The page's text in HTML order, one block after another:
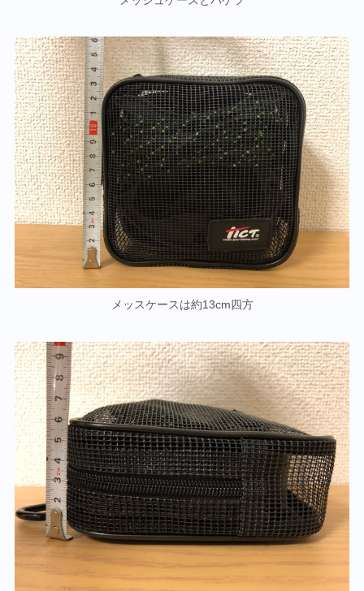
メッスケースは約13cm四方